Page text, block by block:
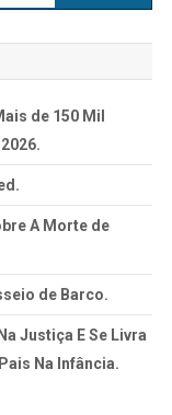
de 150 Mil
A Morte de
de Barco.
Justiça E Se Livra
Na Infância.